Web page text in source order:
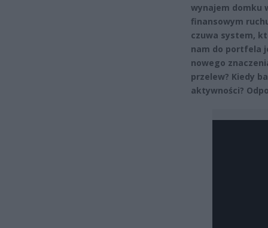
wynajem domku
finansowym
czuwa system,
nam do portfela
nowego
przelew? Kiedy
aktywności?